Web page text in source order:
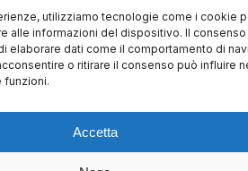
utilizziamo tecnologie come i cookie
alle informazioni del dispositivo. Il
elaborare dati come il comportamento di
o ritirare il consenso può influire
funzioni.
Accetta